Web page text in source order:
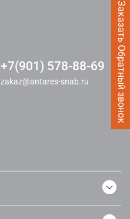
Заказать Обратный звонок
+7(901) 578-88-69
zakaz@antares-snab.ru